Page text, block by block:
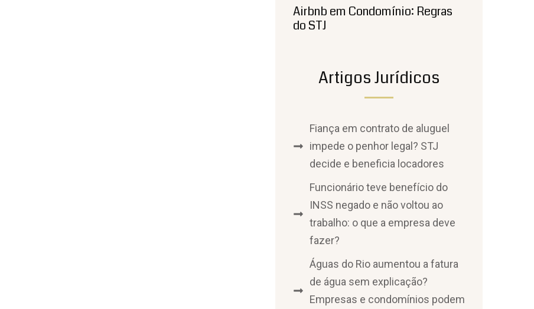
Airbnb em Condomínio: Regras
do STJ
Artigos Jurídicos
Fiança em contrato de aluguel
impede o penhor legal? STJ
decide e beneficia locadores
Funcionário teve benefício do
INSS negado e não voltou ao
trabalho: o que a empresa deve
fazer?
Águas do Rio aumentou a fatura
de água sem explicação?
Empresas e condomínios podem